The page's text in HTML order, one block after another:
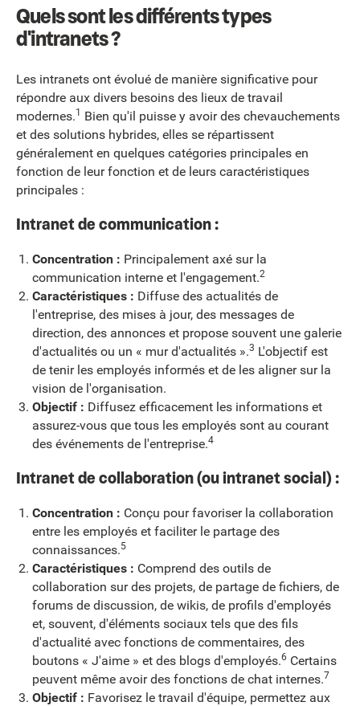
Quels sont les différents types
d'intranets ?
Les intranets ont évolué de manière significative pour
répondre aux divers besoins des lieux de travail
modernes.1 Bien qu'il puisse y avoir des chevauchements
et des solutions hybrides, elles se répartissent
généralement en quelques catégories principales en
fonction de leur fonction et de leurs caractéristiques
principales :
Intranet de communication :
Concentration : Principalement axé sur la
communication interne et l'engagement.2
Caractéristiques : Diffuse des actualités de
l'entreprise, des mises à jour, des messages de
direction, des annonces et propose souvent une galerie
d'actualités ou un « mur d'actualités ».3 L'objectif est
de tenir les employés informés et de les aligner sur la
vision de l'organisation.
Objectif : Diffusez efficacement les informations et
assurez-vous que tous les employés sont au courant
des événements de l'entreprise.4
Intranet de collaboration (ou intranet social) :
Concentration : Conçu pour favoriser la collaboration
entre les employés et faciliter le partage des
connaissances.5
Caractéristiques : Comprend des outils de
collaboration sur des projets, de partage de fichiers, de
forums de discussion, de wikis, de profils d'employés
et, souvent, d'éléments sociaux tels que des fils
d'actualité avec fonctions de commentaires, des
boutons « J'aime » et des blogs d'employés.6 Certains
peuvent même avoir des fonctions de chat internes.7
Objectif : Favorisez le travail d'équipe, permettez aux